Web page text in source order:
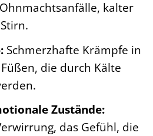
kalter
Schmerzhafte Krämpfe in
die durch Kälte
Zustände:
das Gefühl, die